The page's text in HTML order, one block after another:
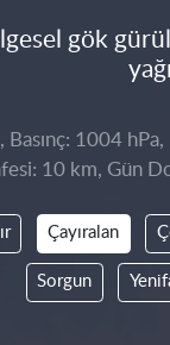
gök
, Basınç: 1004
10 km, Gün
Çayıralan
Sorgun